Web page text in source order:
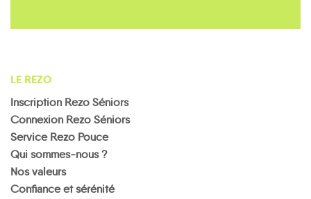
LE REZO
Inscription Rezo Séniors
Connexion Rezo Séniors
Service Rezo Pouce
Qui sommes-nous ?
Nos valeurs
Confiance et sérénité